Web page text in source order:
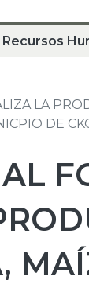
Recursos
LA
DE